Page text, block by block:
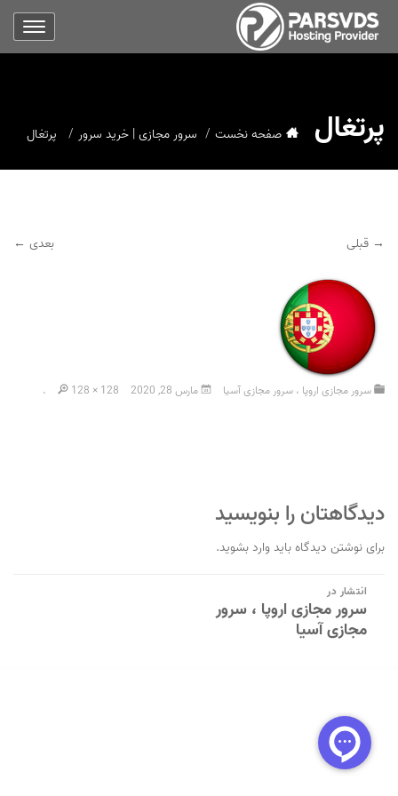
پرتغال صفحه نخست سرور مجازی | خرید سرور پرتغال
→ قبلی بعدی ←
سرور مجازی اروپا ، سرور مجازی آسیا مارس 28, 2020 128 × 128
.
دیدگاهتان را بنویسید
برای نوشتن دیدگاه بایدوارد بشوید.
راهبری
نوشته
انتشار در
سرور مجازی اروپا ، سرور
مجازی آسیا